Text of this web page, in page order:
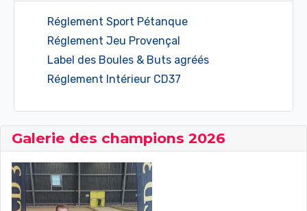
Galerie des champions 2026
Réglement Sport Pétanque
Réglement Jeu Provençal
Label des Boules & Buts agréés
Réglement Intérieur CD37